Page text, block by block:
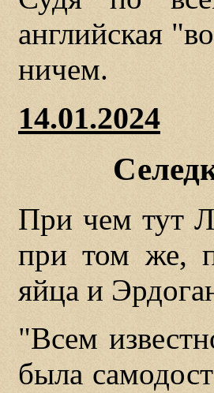
английская
ничем.
14.01.2024
При чем тут
при том же,
яйца и
"Всем
была